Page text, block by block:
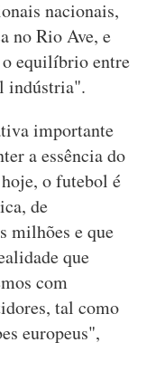
nacionais,
no Rio Ave, e
equilíbrio entre
indústria".
importante
a essência do
o futebol é
de
milhões e que
que
com
tal como
europeus",